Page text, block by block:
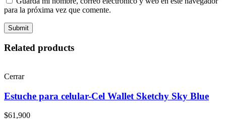
para la próxima vez que comente.
Related products
Cerrar
Estuche para celular-Cel Wallet Sketchy Sky Blue
$61,900